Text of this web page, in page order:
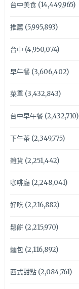
台中美食(14,449,965)
推薦(5,995,893)
台中 (4,950,074)
早午餐(3,606,402)
菜單(3,432,843)
台中早午餐(2,432,710)
下午茶(2,349,775)
雜貨 (2,251,442)
咖啡廳(2,248,041)
好吃(2,216,882)
鬆餅(2,215,970)
麵包(2,116,892)
西式甜點(2,084,761)